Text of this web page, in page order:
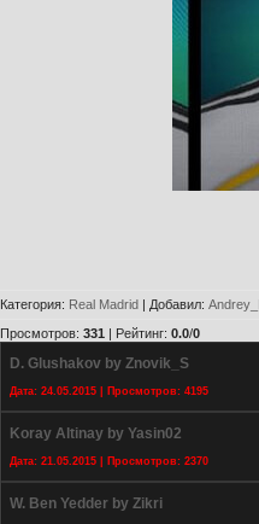
Категория: Real Madrid | Добавил:
Просмотров: 331 | Рейтинг: 0.0/0
D. Glushakov by Znovik_S
Дата: 24.05.2015 | Просмотров: 4195
Koray Altinay by Yasin02
Дата: 21.05.2015 | Просмотров: 2370
W. Ben Yedder by Zikri